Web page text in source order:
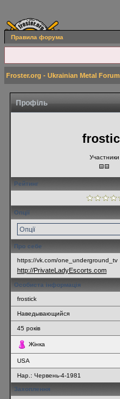
Правила форума
Froster.org - Ukrainian Metal Forum
Профіль
Участники
Рейтинг
Опції
Опції
Про себе
https://vk.com/one_underground_tv
http://PrivateLadyEscorts.com
Особиста інформація
frostick
Наведывающийся
45 років
Жінка
USA
Нар.: Червень-4-1981
Захоплення